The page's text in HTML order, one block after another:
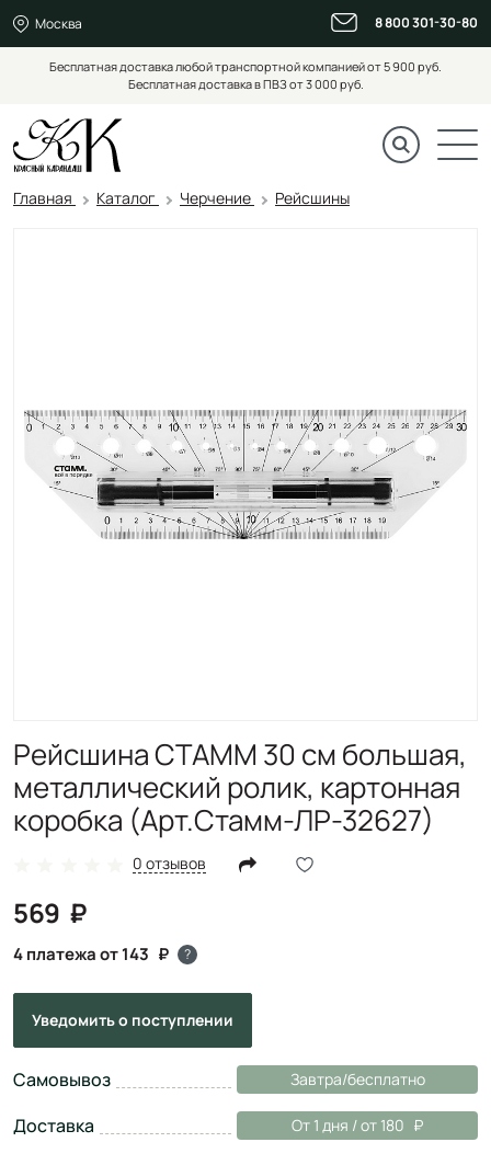
Москва 8 800 301-30-80
Бесплатная доставка любой транспортной компанией от 5 900 руб.
Бесплатная доставка в ПВЗ от 3 000 руб.
Главная Каталог Черчение Рейсшины
Рейсшина СТАММ 30 см большая,
металлический ролик, картонная
коробка (Арт.Стамм-ЛР-32627)
0 отзывов
569
4 платежа от 143 ?
Уведомитьо поступлении
Самовывоз Завтра/бесплатно
Доставка От 1 дня / от 180